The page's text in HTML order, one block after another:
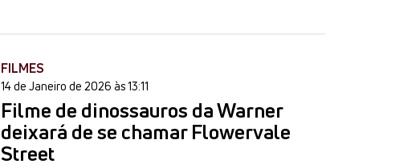
FILMES
14 de Janeiro de 2026 às 13:11
Filme de dinossauros da Warner
deixará de se chamar Flowervale
Street